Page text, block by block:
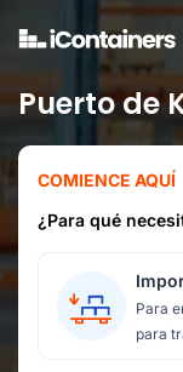
Puerto de
COMIENCE AQUÍ
¿Para qué
Para
para